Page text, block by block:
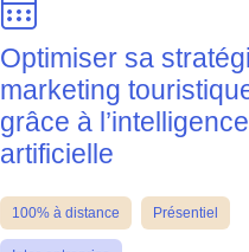
Optimiser sa
marketing
grâce à l’intelligence
artificielle
100% à distance Présentiel